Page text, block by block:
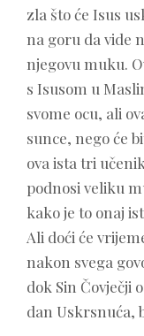
zla što će Isus
na goru da vide
njegovu muku.
s Isusom u
svome ocu, ali
sunce, nego će
ova ista tri
podnosi veliku
kako je to onaj
Ali doći će
nakon svega
dok Sin Čovječji
dan Uskrsnuća,